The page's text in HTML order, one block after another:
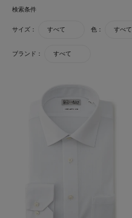
検索条件
サイズ： すべて 色： すべて
ブランド： すべて